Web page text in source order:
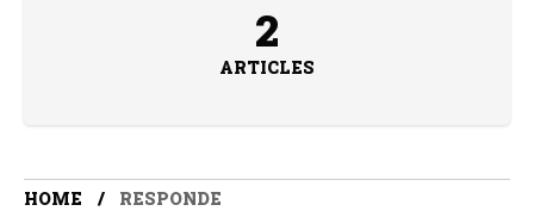
2
ARTICLES
HOME RESPONDE